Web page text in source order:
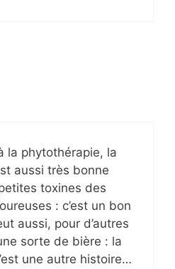
la phytothérapie, la
aussi très bonne
toxines des
: c’est un bon
aussi, pour d’autres
sorte de bière : la
une autre histoire…